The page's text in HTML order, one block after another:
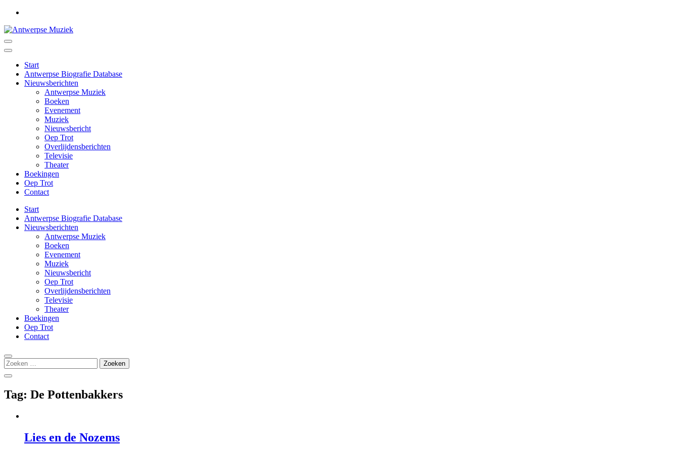
inhoud
(druk
op
Start
Antwerpse Biografie Database
Nieuwsberichten
Antwerpse Muziek
Boeken
Evenement
Muziek
Nieuwsbericht
Oep Trot
Overlijdensberichten
Televisie
Theater
Boekingen
Oep Trot
Contact
Start
Antwerpse Biografie Database
Nieuwsberichten
Antwerpse Muziek
Boeken
Evenement
Muziek
Nieuwsbericht
Oep Trot
Overlijdensberichten
Televisie
Theater
Boekingen
Oep Trot
Contact
Zoeken
naar:
Tag: De Pottenbakkers
Lies en de Nozems